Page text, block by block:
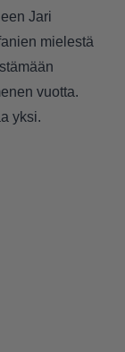
Jari
mielestä
vuotta.
yksi.